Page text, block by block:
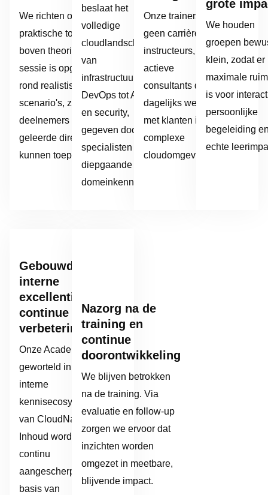
We richten ons op
praktische toepassing
boven theorie. Elke
sessie is opgebouwd
rond realistische
scenario's, zodat
deelnemers het
geleerde direct
kunnen toepassen.
beslaat het
volledige
cloudlandschap,
van
infrastructuur en
DevOps tot AI
en security,
gegeven door
specialisten met
diepgaande
domeinkennis.
Onze trainers zijn
geen carrière-
instructeurs, maar
actieve
consultants die
dagelijks werken
met klanten in
complexe
cloudomgevingen.
grote
We houden
groepen
klein, zodat er
maximale
is voor
persoonlijke
begeleiding
echte
Gebouwd op
interne
excellentie en
continue
verbetering
Onze Academy is
geworteld in het
interne
kennisecosysteem
van CloudNation.
Inhoud wordt
continu
aangescherpt op
basis van
Nazorg na de
training en
continue
doorontwikkeling
We blijven betrokken
na de training. Via
evaluatie en follow-up
zorgen we ervoor dat
inzichten worden
omgezet in meetbare,
blijvende impact.